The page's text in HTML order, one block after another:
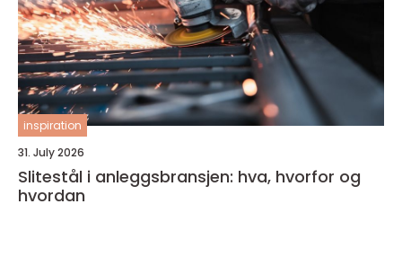
inspiration
31. July 2026
Slitestål i anleggsbransjen: hva, hvorfor og
hvordan